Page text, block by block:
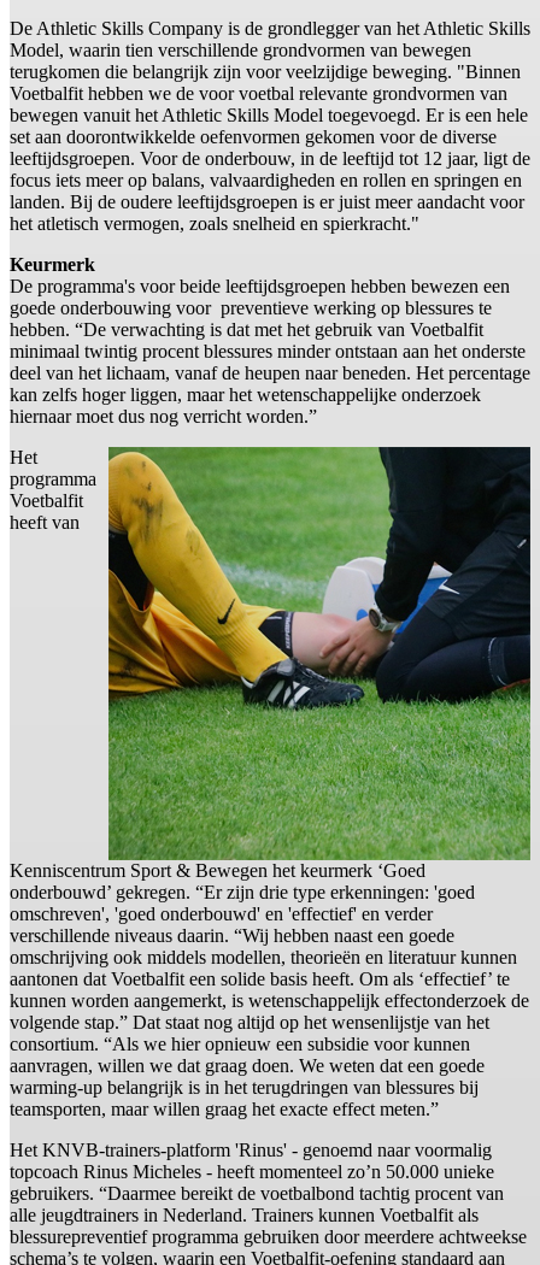
De Athletic Skills Company is de grondlegger van het Athletic Skills
Model, waarin tien verschillende grondvormen van bewegen
terugkomen die belangrijk zijn voor veelzijdige beweging. "Binnen
Voetbalfit hebben we de voor voetbal relevante grondvormen van
bewegen vanuit het Athletic Skills Model toegevoegd. Er is een hele
set aan doorontwikkelde oefenvormen gekomen voor de diverse
leeftijdsgroepen. Voor de onderbouw, in de leeftijd tot 12 jaar, ligt de
focus iets meer op balans, valvaardigheden en rollen en springen en
landen. Bij de oudere leeftijdsgroepen is er juist meer aandacht voor
het atletisch vermogen, zoals snelheid en spierkracht."
Keurmerk
De programma's voor beide leeftijdsgroepen hebben bewezen een
goede onderbouwing voor preventieve werking op blessures te
hebben. “De verwachting is dat met het gebruik van Voetbalfit
minimaal twintig procent blessures minder ontstaan aan het onderste
deel van het lichaam, vanaf de heupen naar beneden. Het percentage
kan zelfs hoger liggen, maar het wetenschappelijke onderzoek
hiernaar moet dus nog verricht worden.”
Het
programma
Voetbalfit
heeft van
Kenniscentrum Sport & Bewegen het keurmerk ‘Goed
onderbouwd’ gekregen. “Er zijn drie type erkenningen: 'goed
omschreven', 'goed onderbouwd' en 'effectief' en verder
verschillende niveaus daarin. “Wij hebben naast een goede
omschrijving ook middels modellen, theorieën en literatuur kunnen
aantonen dat Voetbalfit een solide basis heeft. Om als ‘effectief’ te
kunnen worden aangemerkt, is wetenschappelijk effectonderzoek de
volgende stap.” Dat staat nog altijd op het wensenlijstje van het
consortium. “Als we hier opnieuw een subsidie voor kunnen
aanvragen, willen we dat graag doen. We weten dat een goede
warming-up belangrijk is in het terugdringen van blessures bij
teamsporten, maar willen graag het exacte effect meten.”
Het KNVB-trainers-platform 'Rinus' - genoemd naar voormalig
topcoach Rinus Micheles - heeft momenteel zo’n 50.000 unieke
gebruikers. “Daarmee bereikt de voetbalbond tachtig procent van
alle jeugdtrainers in Nederland. Trainers kunnen Voetbalfit als
blessurepreventief programma gebruiken door meerdere achtweekse
schema’s te volgen, waarin een Voetbalfit-oefening standaard aan